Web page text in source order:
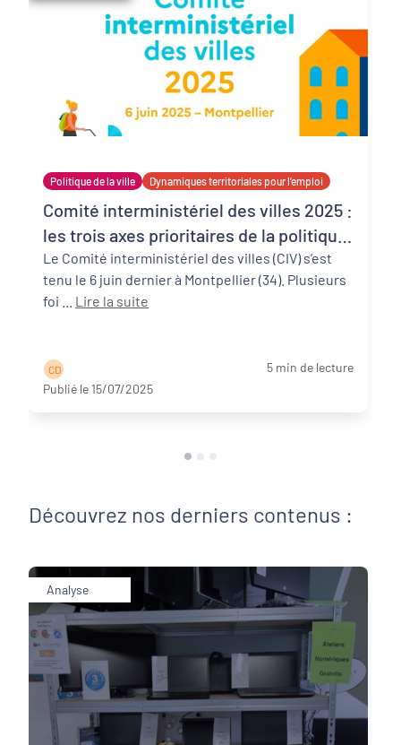
Politique de la ville Dynamiques territoriales pour l’emploi
Comité interministériel des villes 2025 :
les trois axes prioritaires de la politique
de la ville 2025-2030
Le Comité interministériel des villes (CIV) s’est
tenu le 6 juin dernier à Montpellier (34). Plusieurs
Lire la suite
C D
5 min de lecture
Publié le 15/07/2025
Découvrez nos derniers contenus :
Analyse